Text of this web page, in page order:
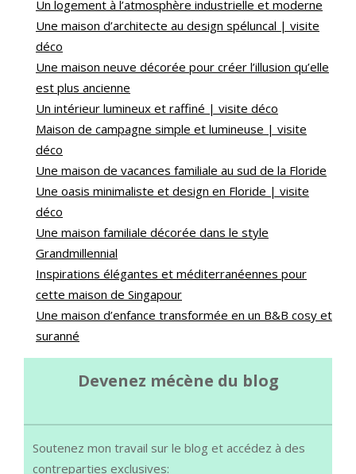
Un logement à l’atmosphère industrielle et moderne
Une maison d’architecte au design spéluncal | visite
déco
Une maison neuve décorée pour créer l’illusion qu’elle
est plus ancienne
Un intérieur lumineux et raffiné | visite déco
Maison de campagne simple et lumineuse | visite
déco
Une maison de vacances familiale au sud de la Floride
Une oasis minimaliste et design en Floride | visite
déco
Une maison familiale décorée dans le style
Grandmillennial
Inspirations élégantes et méditerranéennes pour
cette maison de Singapour
Une maison d’enfance transformée en un B&B cosy et
suranné
Devenez mécène du blog
Soutenez mon travail sur le blog et accédez à des
contreparties exclusives: